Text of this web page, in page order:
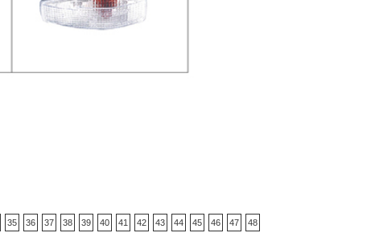
35 36 37 38 39 40 41 42 43 44 45 46 47 48